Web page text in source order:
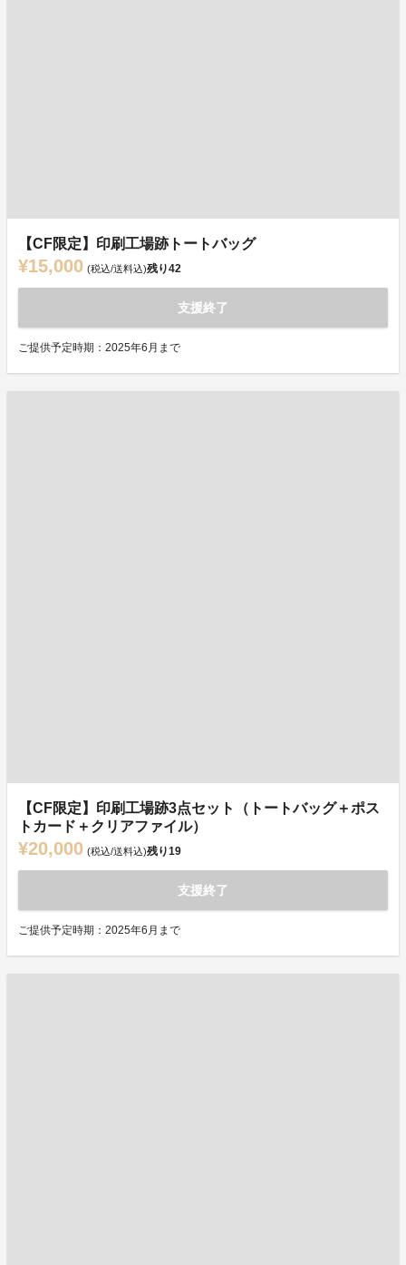
【CF限定】印刷工場跡トートバッグ
¥15,000 (税込/送料込)残り42
支援終了
ご提供予定時期：2025年6月まで
【CF限定】印刷工場跡3点セット（トートバッグ＋ポス
トカード＋クリアファイル）
¥20,000 (税込/送料込)残り19
支援終了
ご提供予定時期：2025年6月まで